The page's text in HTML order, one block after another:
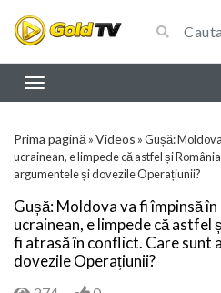
Prima pagină »Videos »Gușă:
ucrainean, e limpede că astfel și
argumentele și dovezile Operațiunii?
Gușă: Moldova va fi împinsă
ucrainean, e limpede că astfel
fi atrasă în conflict. Care sunt
dovezile Operațiunii?